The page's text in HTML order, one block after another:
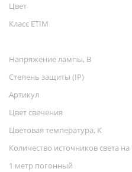
Цвет
Класс ETIM
Напряжение лампы, В
Степень защиты (IP)
Артикул
Цвет свечения
Цветовая температура, К
Количество источников света на
1 метр погонный